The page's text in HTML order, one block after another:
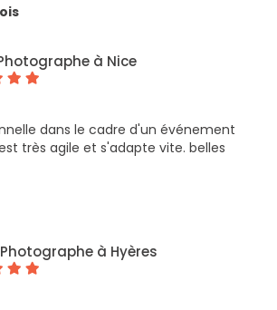
à Nice
dans le cadre d'un événement
très agile et s'adapte vite. belles
à Hyères